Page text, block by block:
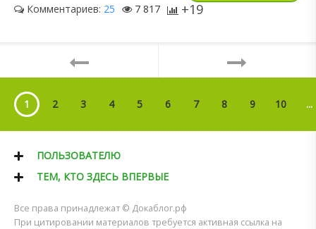
Комментариев: 25 7 817 +19
1 2 3 4 5 6 7 8 9 10 ...
ПОЛЬЗОВАТЕЛЮ
ТЕМ, КТО ЗДЕСЬ ВПЕРВЫЕ
Все права принадлежат © Докаблог.рф
При цитировании материалов требуется активная ссылка на